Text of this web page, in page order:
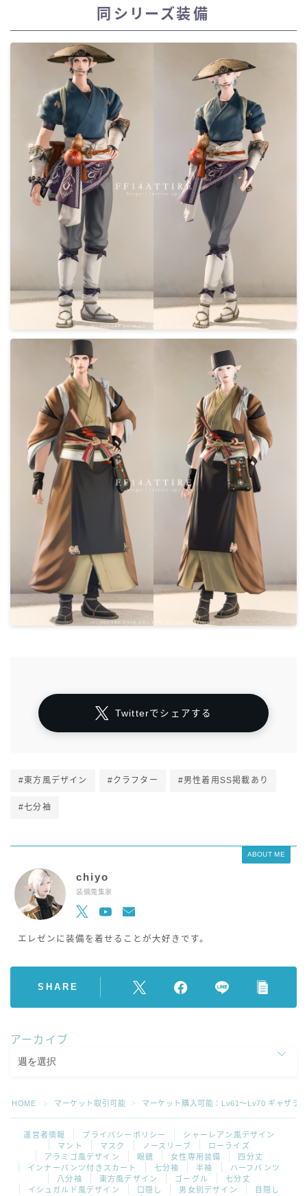
同シリーズ装備
Twitterでシェアする
#東方風デザイン #クラフター #男性着用SS掲載あり
#七分袖
ABOUT ME
chiyo
装備蒐集家
エレゼンに装備を着せることが大好きです。
SHARE
アーカイブ
HOME ＞ マーケット取引可能 ＞ マーケット購入可能：Lv61～Lv70 ギャザラ
運営者情報 プライバシーポリシー
シャーレアン風デザイン
マント
マスク ノースリーブ
ローライズ
アラミゴ風デザイン
眼鏡 女性専用装備
四分丈
インナーパンツ付きスカート
七分袖 半袖
ハーフパンツ
八分袖
東方風デザイン ゴーグル
七分丈
イシュガルド風デザイン
口隠し 男女別デザイン 目隠し